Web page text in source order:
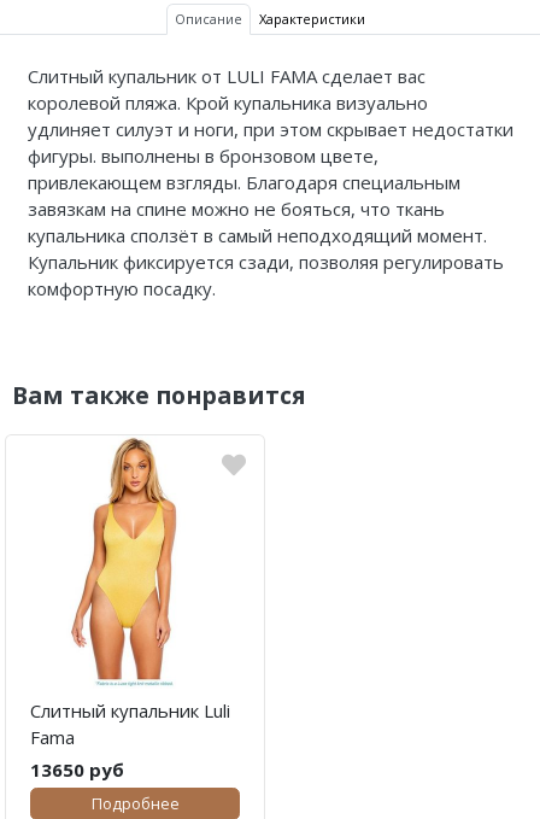
Описание Характеристики
Слитный купальник от LULI FAMA сделает вас
королевой пляжа. Крой купальника визуально
удлиняет силуэт и ноги, при этом скрывает недостатки
фигуры. выполнены в бронзовом цвете,
привлекающем взгляды. Благодаря специальным
завязкам на спине можно не бояться, что ткань
купальника сползёт в самый неподходящий момент.
Купальник фиксируется сзади, позволяя регулировать
комфортную посадку.
Вам также понравится
Слитный купальник Luli
Fama
13650 руб
Подробнее